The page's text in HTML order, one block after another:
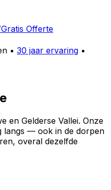
Gratis Offerte
• 30 jaar ervaring •
en Gelderse Vallei. Onze
langs — ook in de dorpen
overal dezelfde